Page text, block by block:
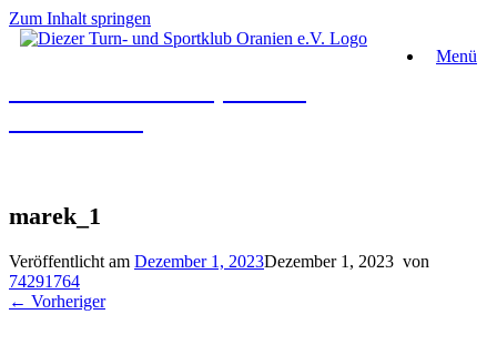
Zum Inhalt springen
Menü
marek_1
Veröffentlicht am Dezember 1, 2023Dezember 1, 2023 von
74291764
← Vorheriger